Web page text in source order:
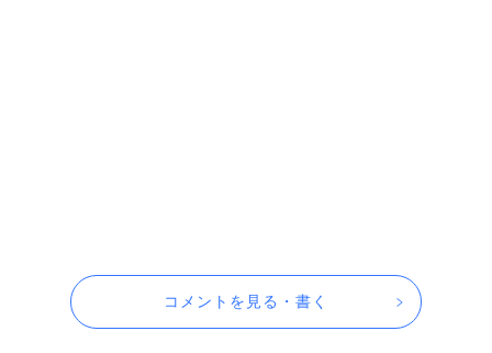
コメントを見る・書く